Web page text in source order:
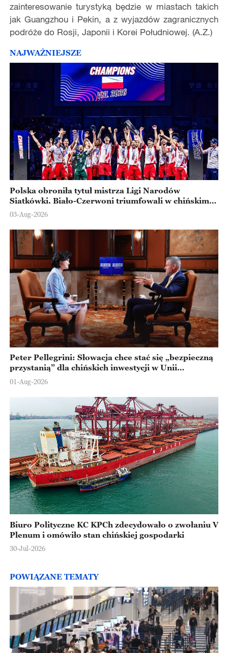
zainteresowanie turystyką będzie w miastach takich
jak Guangzhou i Pekin, a z wyjazdów zagranicznych
podróże do Rosji, Japonii i Korei Południowej. (A.Z.)
NAJWAŻNIEJSZE
Polska obroniła tytuł mistrza Ligi Narodów
Siatkówki. Biało-Czerwoni triumfowali w chińskim
Ningbo
03-Aug-2026
Peter Pellegrini: Słowacja chce stać się „bezpieczną
przystanią” dla chińskich inwestycji w Unii
Europejskiej
01-Aug-2026
Biuro Polityczne KC KPCh zdecydowało o zwołaniu V
Plenum i omówiło stan chińskiej gospodarki
30-Jul-2026
POWIĄZANE TEMATY